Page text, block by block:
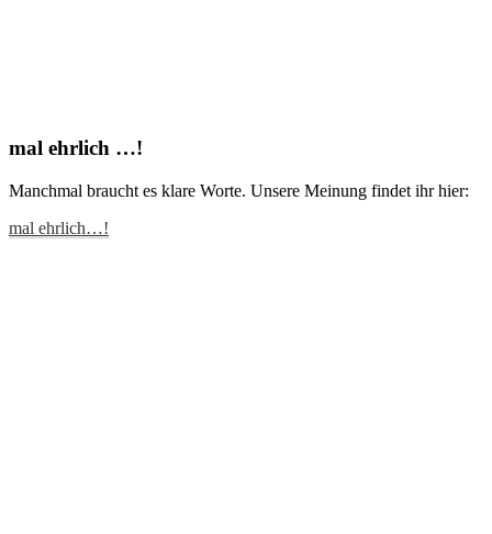
mal ehrlich …!
Manchmal braucht es klare Worte. Unsere Meinung findet ihr hier:
mal ehrlich…!